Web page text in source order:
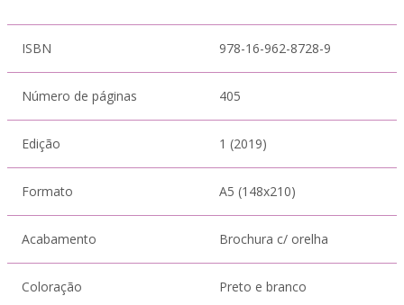
ISBN 978-16-962-8728-9
Número de páginas 405
Edição 1 (2019)
Formato A5 (148x210)
Acabamento Brochura c/ orelha
Coloração Preto e branco